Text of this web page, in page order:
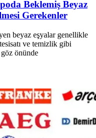
Beklemiş Beyaz
Gerekenler
beyaz eşyalar genellikle
ve temizlik gibi
önünde